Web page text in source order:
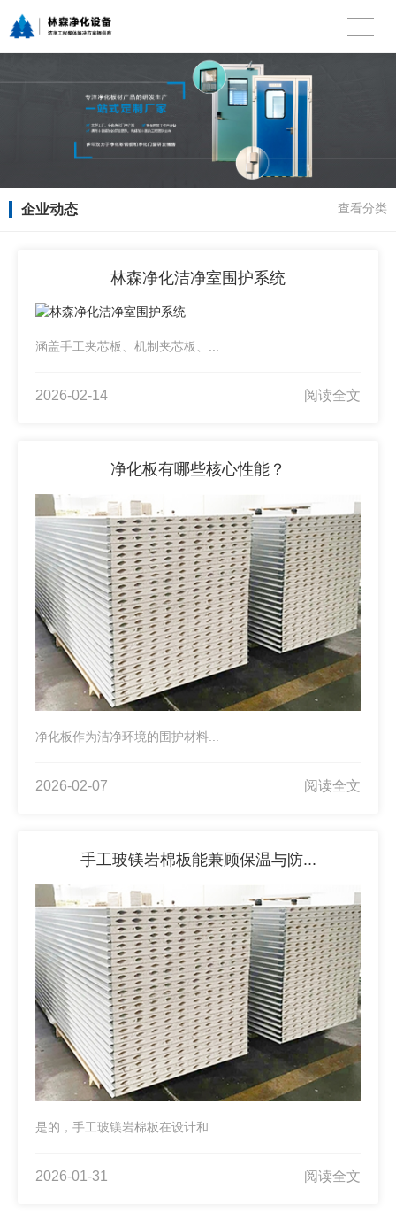
企业动态 查看分类
林森净化洁净室围护系统
涵盖手工夹芯板、机制夹芯板、...
2026-02-14 阅读全文
净化板有哪些核心性能？
净化板作为洁净环境的围护材料...
2026-02-07 阅读全文
手工玻镁岩棉板能兼顾保温与防...
是的，手工玻镁岩棉板在设计和...
2026-01-31 阅读全文